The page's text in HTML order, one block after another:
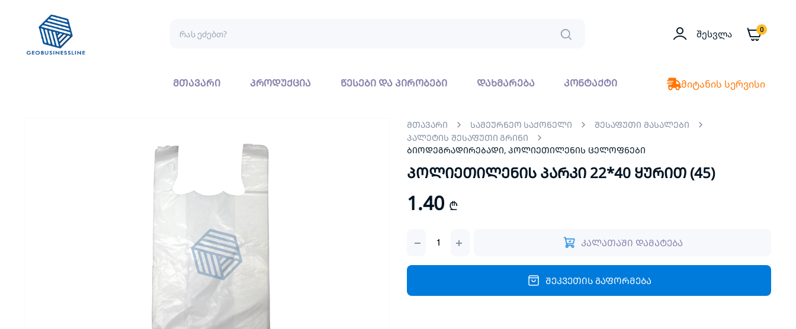
Შესვლა 0
მთავარი პროდუქცია წესები და პირობები დახმარება კონტაქტი მიტანის სერვისი
მთავარი სამეურნეო საქონელი
შესაფუთი მასალები
პალეტის შესაფუთი გრინი
ბიოდეგრადირებადი, პოლიეთილენის ცელოფნები
პოლიეთილენის პარკი 22*40 ყურით (45)
1.40 ₾
პარკი
ყურით
კალათაში დამატება
შეკვეთის გაფორმება